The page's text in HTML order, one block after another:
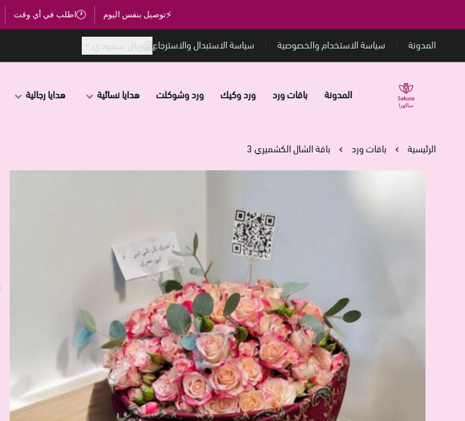
⚡توصيل بنفس اليوم 🕐 اطلب في أي وقت
المدونة سياسة الاستخدام والخصوصية سياسة الاستبدال والاسترجاع ريال سعودي
متجر ساكورا المدونة باقات ورد ورد وكيك ورد وشوكلت هدايا نسائية هدايا رجالية
الرئيسية باقات ورد باقة الشال الكشميري 3